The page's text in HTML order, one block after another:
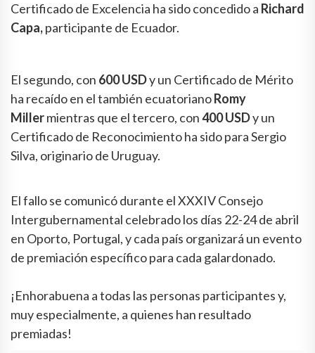
Certificado de Excelencia ha sido concedido a Richard
Capa,participante de Ecuador.
El segundo, con 600 USDy un Certificado de Mérito
ha recaído en el también ecuatorianoRomy
Millermientras que el tercero, con400 USDy un
Certificado de Reconocimiento ha sido para Sergio
Silva, originario de Uruguay.
El fallo se comunicó durante el XXXIV Consejo
Intergubernamental celebrado los días 22-24 de abril
en Oporto, Portugal, y cada país organizará un evento
de premiación específico para cada galardonado.
¡Enhorabuena a todas las personas participantes y,
muy especialmente, a quienes han resultado
premiadas!